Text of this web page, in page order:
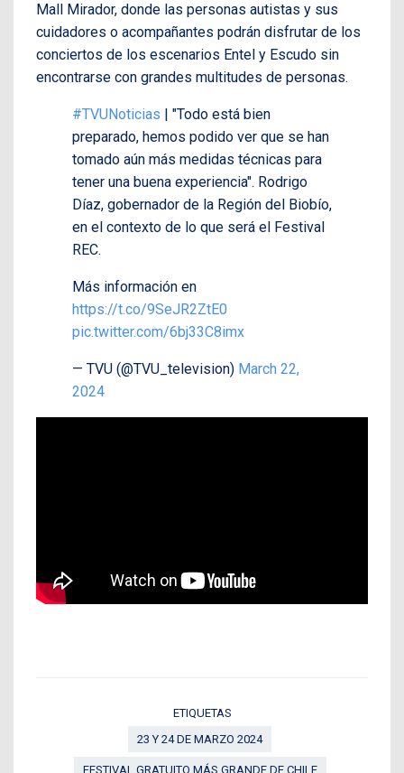
Mall Mirador, donde las personas autistas y sus
cuidadores o acompañantes podrán disfrutar de los
conciertos de los escenarios Entel y Escudo sin
encontrarse con grandes multitudes de personas.
#TVUNoticias | "Todo está bien
preparado, hemos podido ver que se han
tomado aún más medidas técnicas para
tener una buena experiencia". Rodrigo
Díaz, gobernador de la Región del Biobío,
en el contexto de lo que será el Festival
REC.
Más información en
https://t.co/9SeJR2ZtE0
pic.twitter.com/6bj33C8imx
— TVU (@TVU_television) March 22,
2024
ETIQUETAS
23 Y 24 DE MARZO 2024
FESTIVAL GRATUITO MÁS GRANDE DE CHILE